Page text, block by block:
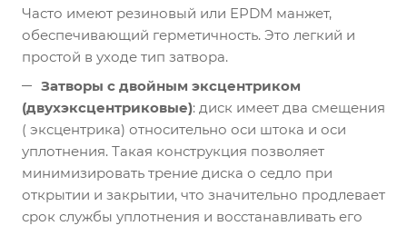
Часто имеют резиновый или EPDM манжет,
обеспечивающий герметичность. Это легкий и
простой в уходе тип затвора.
Затворы с двойным эксцентриком
(двухэксцентриковые): диск имеет два смещения
( эксцентрика) относительно оси штока и оси
уплотнения. Такая конструкция позволяет
минимизировать трение диска о седло при
открытии и закрытии, что значительно продлевает
срок службы уплотнения и восстанавливать его